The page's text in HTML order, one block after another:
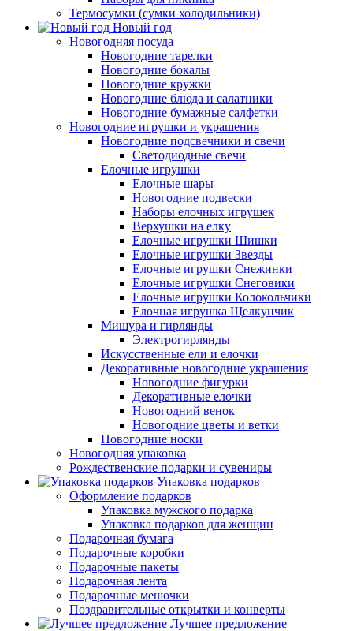
Термосумки (сумки холодильники)
Новый год
Новогодняя посуда
Новогодние тарелки
Новогодние бокалы
Новогодние кружки
Новогодние блюда и салатники
Новогодние бумажные салфетки
Новогодние игрушки и украшения
Новогодние подсвечники и свечи
Светодиодные свечи
Елочные игрушки
Елочные шары
Новогодние подвески
Наборы елочных игрушек
Верхушки на елку
Елочные игрушки Шишки
Елочные игрушки Звезды
Елочные игрушки Снежинки
Елочные игрушки Снеговики
Елочные игрушки Колокольчики
Елочная игрушка Щелкунчик
Мишура и гирлянды
Электрогирлянды
Искусственные ели и елочки
Декоративные новогодние украшения
Новогодние фигурки
Декоративные елочки
Новогодний венок
Новогодние цветы и ветки
Новогодние носки
Новогодняя упаковка
Рождественские подарки и сувениры
Упаковка подарков
Оформление подарков
Упаковка мужского подарка
Упаковка подарков для женщин
Подарочная бумага
Подарочные коробки
Подарочные пакеты
Подарочная лента
Подарочные мешочки
Поздравительные открытки и конверты
Лучшее предложение